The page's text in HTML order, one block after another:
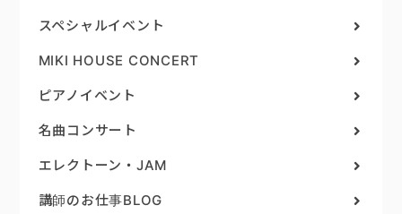
スペシャルイベント
MIKI HOUSE CONCERT
ピアノイベント
名曲コンサート
エレクトーン・JAM
講師のお仕事BLOG